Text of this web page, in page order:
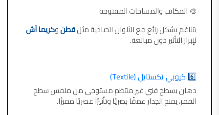
🎨 المكاتب والمساحات المفتوحة
يتناغم بشكل رائع مع الألوان الحيادية مثلقطنوكريما آش
لإبراز التأثير دون مبالغة.
6️⃣كيوبي تكستايل (Textile)
دهان بسطح فني غير منتظم مستوحى من ملمس سطح
القمر، يمنح الجدار عمقًا بصريًا وتأثيرًا عصريًا مميزًا.